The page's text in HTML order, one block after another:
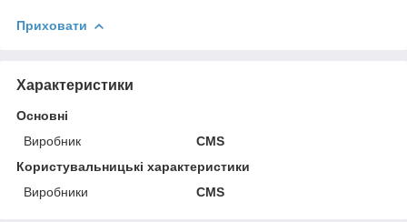
Приховати
Характеристики
Основні
Виробник
CMS
Користувальницькі характеристики
Виробники
CMS